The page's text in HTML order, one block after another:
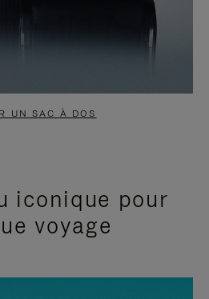
UN SAC À DOS
iconique pour
voyage